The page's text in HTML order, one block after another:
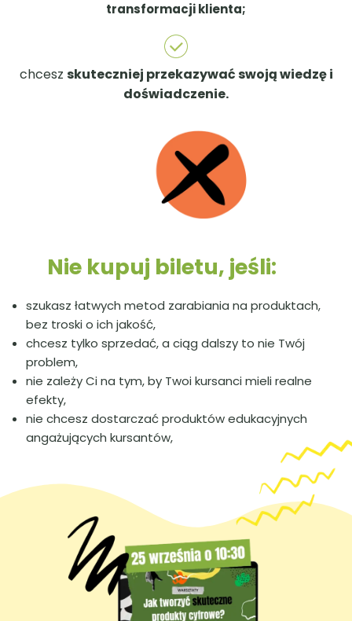
transformacji klienta;
chcesz skuteczniej przekazywać swoją wiedzę i
doświadczenie.
Nie kupuj biletu, jeśli:
szukasz łatwych metod zarabiania na produktach,
bez troski o ich jakość,
chcesz tylko sprzedać, a ciąg dalszy to nie Twój
problem,
nie zależy Ci na tym, by Twoi kursanci mieli realne
efekty,
nie chcesz dostarczać produktów edukacyjnych
angażujących kursantów,